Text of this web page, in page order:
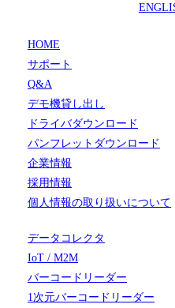
HOME
サポート
Q&A
デモ機貸し出し
ドライバダウンロード
パンフレットダウンロード
企業情報
採用情報
個人情報の取り扱いについて
データコレクタ
IoT / M2M
バーコードリーダー
1次元バーコードリーダー